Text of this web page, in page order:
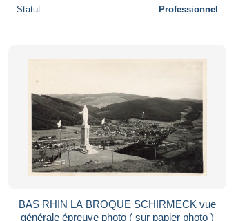
Statut Professionnel
BAS RHIN LA BROQUE SCHIRMECK vue
générale épreuve photo ( sur papier photo )